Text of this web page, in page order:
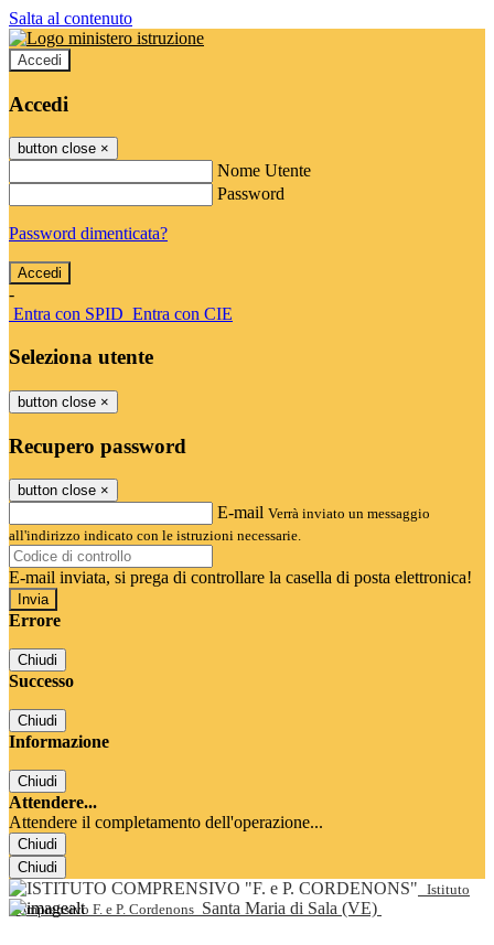
Salta al contenuto
Accedi
Accedi
button close ×
Nome Utente
Password
Password dimenticata?
-
Entra con SPID Entra con CIE
Seleziona utente
button close ×
Recupero password
button close ×
E-mail Verrà inviato un messaggio
all'indirizzo indicato con le istruzioni necessarie.
E-mail inviata, si prega di controllare la casella di posta elettronica!
Errore
Chiudi
Successo
Chiudi
Informazione
Chiudi
Attendere...
Attendere il completamento dell'operazione...
Chiudi
Chiudi
Istituto
Comprensivo F. e P. Cordenons Santa Maria di Sala (VE)